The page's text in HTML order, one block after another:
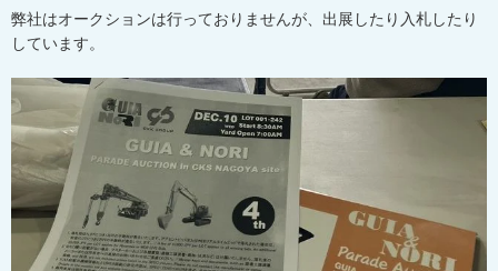
弊社はオークションは行っておりませんが、出展したり入札したり
しています。